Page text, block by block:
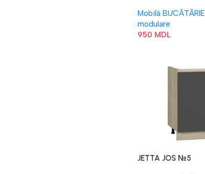
Mobilă BUCĂTĂRIE
modulare
950 MDL
JETTA JOS №5